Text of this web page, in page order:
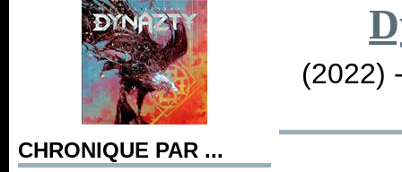
CHRONIQUE PAR ...
(2022)